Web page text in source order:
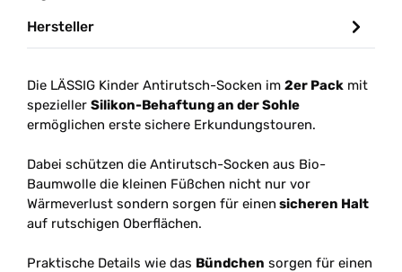
Hersteller
Die LÄSSIG Kinder Antirutsch-Socken im 2er Pack mit
spezieller Silikon-Behaftung an der Sohle
ermöglichen erste sichere Erkundungstouren.
Dabei schützen die Antirutsch-Socken aus Bio-
Baumwolle die kleinen Füßchen nicht nur vor
Wärmeverlust sondern sorgen für einen sicheren Halt
auf rutschigen Oberflächen.
Praktische Details wie das Bündchen sorgen für einen